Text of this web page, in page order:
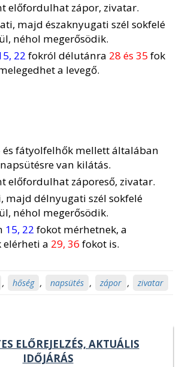
előfordulhat zápor, zivatar.
majd északnyugati szél sokfelé
néhol megerősödik.
22 fokról délutánra 28 és 35 fok
a levegő.
és fátyolfelhők mellett általában
van kilátás.
előfordulhat záporeső, zivatar.
majd délnyugati szél sokfelé
néhol megerősödik.
15, 22 fokot mérhetnek, a
elérheti a 29, 36 fokot is.
, hőség , napsütés , zápor , zivatar
ELŐREJELZÉS, AKTUÁLIS
IDŐJÁRÁS